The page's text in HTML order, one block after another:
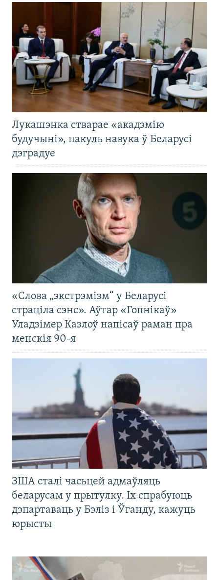
Лукашэнка стварае «акадэмію
будучыні», пакуль навука ў Беларусі
дэградуе
«Слова „экстрэмізм“ у Беларусі
страціла сэнс». Аўтар «Гопнікаў»
Уладзімер Казлоў напісаў раман пра
менскія 90-я
ЗША сталі часьцей адмаўляць
беларусам у прытулку. Іх спрабуюць
дэпартаваць у Бэліз і Ўганду, кажуць
юрысты